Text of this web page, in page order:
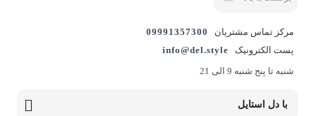
مرکز تماس مشتریان
09991357300
پست الکترونیک
info@del.style
شنبه تا پنج شنبه 9 الی 21
با دل استایل